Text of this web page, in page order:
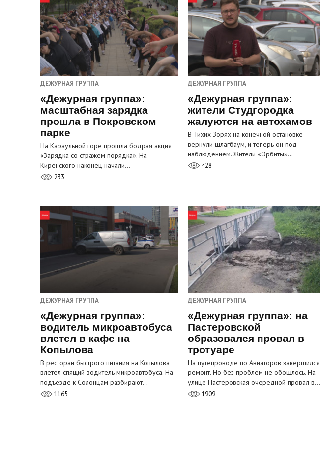
ДЕЖУРНАЯ ГРУППА
«Дежурная группа»:
масштабная зарядка
прошла в Покровском
парке
На Караульной горе прошла бодрая акция
«Зарядка со стражем порядка». На
Киренского наконец начали…
233
ДЕЖУРНАЯ ГРУППА
«Дежурная группа»:
жители Студгородка
жалуются на автохамов
В Тихих Зорях на конечной остановке
вернули шлагбаум, и теперь он под
наблюдением. Жители «Орбиты»…
428
ДЕЖУРНАЯ ГРУППА
«Дежурная группа»:
водитель микроавтобуса
влетел в кафе на
Копылова
В ресторан быстрого питания на Копылова
влетел спящий водитель микроавтобуса. На
подъезде к Солонцам разбирают…
1165
ДЕЖУРНАЯ ГРУППА
«Дежурная группа»: на
Пастеровской
образовался провал в
тротуаре
На путепроводе по Авиаторов завершился
ремонт. Но без проблем не обошлось. На
улице Пастеровская очередной провал в…
1909